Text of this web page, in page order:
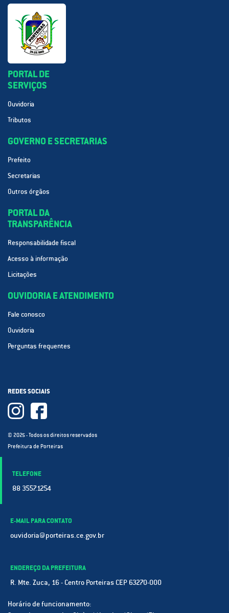
PORTAL DE
SERVIÇOS
Ouvidoria
Tributos
GOVERNO E SECRETARIAS
Prefeito
Secretarias
Outros órgãos
PORTAL DA
TRANSPARÊNCIA
Responsabilidade fiscal
Acesso à informação
Licitações
OUVIDORIA E ATENDIMENTO
Fale conosco
Ouvidoria
Perguntas frequentes
REDES SOCIAIS
© 2025 - Todos os direitos reservados
Prefeitura de Porteiras
TELEFONE
88 3557.1254
E-MAIL PARA CONTATO
ouvidoria@porteiras.ce.gov.br
ENDEREÇO DA PREFEITURA
R. Mte. Zuca, 16 - Centro Porteiras CEP 63270-000
Horário de funcionamento: